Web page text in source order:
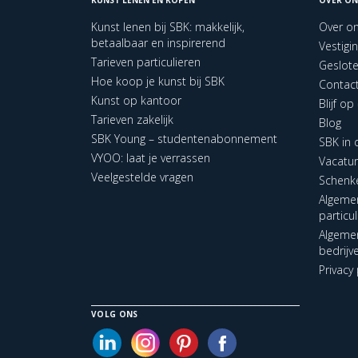
Kunst lenen bij SBK: makkelijk,
betaalbaar en inspirerend
Tarieven particulieren
Hoe koop je kunst bij SBK
Kunst op kantoor
Tarieven zakelijk
SBK Young – studentenabonnement
VYOO: laat je verrassen
Veelgestelde vragen
Over
Blijf op
Blog
SBK in
VOLG ONS